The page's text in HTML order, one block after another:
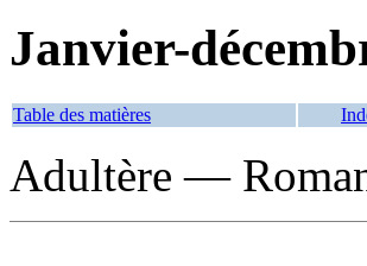
Janvier-
Table des matières
Adultère —